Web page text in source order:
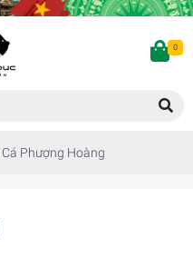
0
Cá Phượng Hoàng